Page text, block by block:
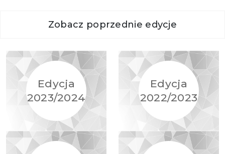
Zobacz poprzednie edycje
Edycja
2023/2024
Edycja
2022/2023